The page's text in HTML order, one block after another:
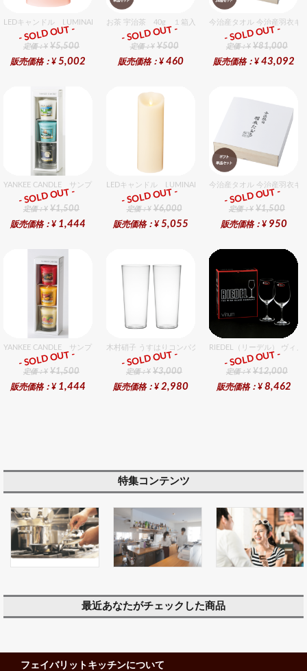
LEDキャンドル LUMINARA（ルミナラ） ピンク ピラー3.5x5 ギフトボックス入り
ギフト
定価：¥ ¥5,500
販売価格：¥ 5,002
- SOLD OUT -
お茶 宇治茶 40g １箱入セット
ギフト
定価：¥ ¥500
販売価格：¥ 460
- SOLD OUT -
今治産タオル 今治産羽衣
ギフト
定価：¥ ¥81,000
販売価格：¥ 43,092
- SOLD OUT -
YANKEE CANDLE サンプラー3個・ホルダーセット フレッシュ
ギフト
定価：¥ ¥1,500
販売価格：¥ 1,444
- SOLD OUT -
LEDキャンドル LUMINARA（ルミナラ） アイボリー
ギフト
定価：¥ ¥6,000
販売価格：¥ 5,055
- SOLD OUT -
今治産タオル 今治産羽衣
ギフト
定価：¥ ¥1,500
販売価格：¥ 950
- SOLD OUT -
YANKEE CANDLE サンプラー3個・ホルダーセット フルーツ
ギフト
定価：¥ ¥1,500
販売価格：¥ 1,444
- SOLD OUT -
木村硝子 うすはりコンパクト380cc ゾンビグラスギフト
ギフト
定価：¥ ¥3,000
販売価格：¥ 2,980
- SOLD OUT -
RIEDEL（リーデル） ヴィ
ギフト
定価：¥ ¥12,000
販売価格：¥ 8,462
- SOLD OUT -
特集コンテンツ
最近あなたがチェックした商品
フェイバリットキッチンについて